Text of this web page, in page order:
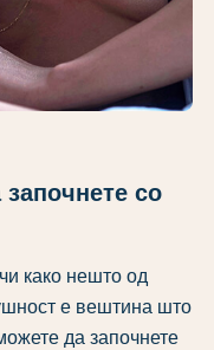
со
како нешто од
е вештина што
да започнете